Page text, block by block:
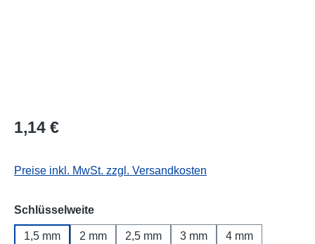
Regulärer Preis:
1,14 €
Preise inkl. MwSt. zzgl. Versandkosten
Schlüsselweiteauswählen
1,5 mm 2 mm 2,5 mm 3 mm
4 mm